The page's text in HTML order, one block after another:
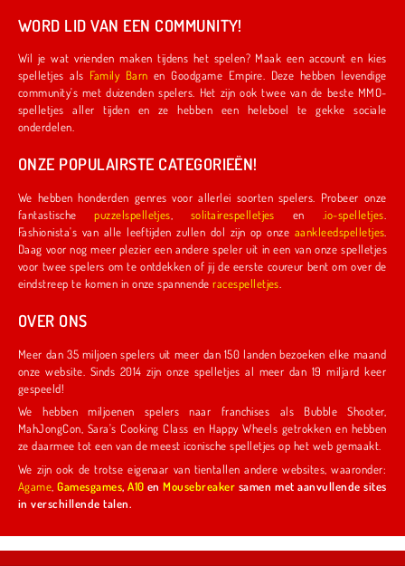
WORD LID VAN EEN COMMUNITY!
Wil je wat vrienden maken tijdens het spelen? Maak een account en kies
spelletjes als
Family Barn en Goodgame Empire. Deze hebben levendige
community's met duizenden spelers. Het zijn ook twee van de beste MMO-
spelletjes aller tijden en ze hebben een heleboel te gekke sociale
onderdelen.
ONZE POPULAIRSTE CATEGORIEËN!
We hebben honderden genres voor allerlei soorten spelers. Probeer onze
fantastischepuzzelspelletjes solitairespelletjes en .io-spelletjes
Fashionista's van alle leeftijden zullen dol zijn op onze aankleedspelletjes
Daag voor nog meer plezier een andere speler uit in een van onze spelletjes
voor twee spelers om te ontdekken of jij de eerste coureur bent om over de
eindstreep te komen in onze spannenderacespelletjes
OVER ONS
Meer dan 35 miljoen spelers uit meer dan 150 landen bezoeken elke maand
onze website. Sinds 2014 zijn onze spelletjes al meer dan 19 miljard keer
gespeeld!
We hebben miljoenen spelers naar franchises als Bubble Shooter,
MahJongCon, Sara's Cooking Class en Happy Wheels getrokken en hebben
ze daarmee tot een van de meest iconische spelletjes op het web gemaakt.
We zijn ook de trotse eigenaar van tientallen andere websites, waaronder:
Agame ,Gamesgames,A10 enMousebreaker samen met aanvullende sites
in verschillende talen.